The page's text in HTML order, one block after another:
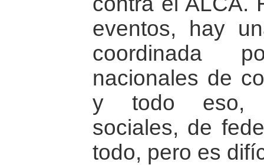
eventos, hay
coordinada
nacionales de
y todo eso,
sociales, de
todo, pero es